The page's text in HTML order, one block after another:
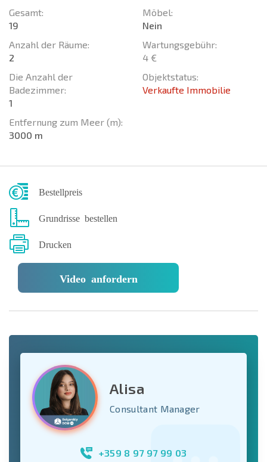
Gesamt:
19
Anzahl der Räume:
2
Die Anzahl der
Badezimmer:
1
Entfernung zum Meer (m):
3000 m
Möbel:
Nein
Wartungsgebühr:
4 €
Objektstatus:
Verkaufte Immobilie
Bestellpreis
Grundrisse bestellen
Drucken
Video anfordern
Alisa
Consultant Manager
+359 8 97 97 99 03